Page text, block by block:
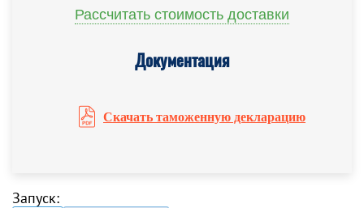
Рассчитать стоимость доставки
Документация
Скачать таможенную декларацию
Запуск: